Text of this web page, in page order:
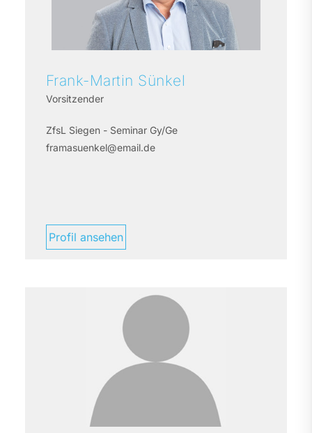
Frank-Martin Sünkel
Vorsitzender
ZfsL Siegen - Seminar Gy/Ge
framasuenkel@email.de
Profil ansehen